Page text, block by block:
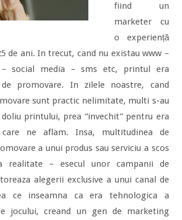
fiind un
marketer cu
o experiență
de ani. In trecut, cand nu existau www –
social media – sms etc, printul era
promovare. In zilele noastre, cand
sunt practic nelimitate, multi s-au
printului, prea “invechit” pentru era
ne aflam. Insa, multitudinea de
a unui produs sau serviciu a scos
realitate – esecul unor campanii de
alegerii exclusive a unui canal de
ce inseamna ca era tehnologica a
jocului, creand un gen de marketing